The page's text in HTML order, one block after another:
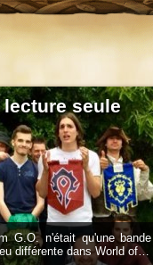
G.O. n'était qu'une
différente dans World of…
lecture seule